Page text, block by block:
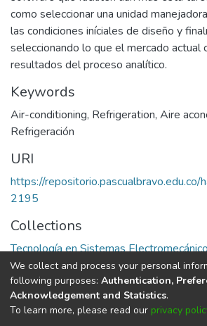
como seleccionar una unidad
las condiciones iníciales de diseño y
seleccionando lo que el mercado actual
resultados del proceso analítico.
Keywords
Air-conditioning, Refrigeration, Aire
Refrigeración
URI
https://repositorio.pascualbravo.edu.co/
2195
Collections
Tecnología en Sistemas
Full item page
DSpace softwarecopyright ©
We collect and process your personal
following purposes: Authentication,
Acknowledgement and Statistics.
To learn more, please read our privacy